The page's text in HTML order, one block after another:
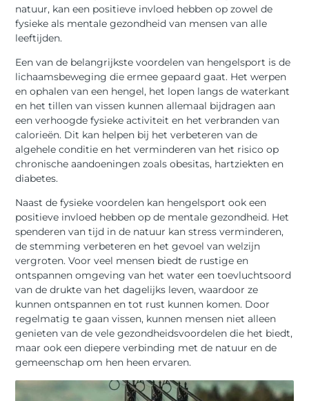
natuur, kan een positieve invloed hebben op zowel de
fysieke als mentale gezondheid van mensen van alle
leeftijden.
Een van de belangrijkste voordelen van hengelsport is de
lichaamsbeweging die ermee gepaard gaat. Het werpen
en ophalen van een hengel, het lopen langs de waterkant
en het tillen van vissen kunnen allemaal bijdragen aan
een verhoogde fysieke activiteit en het verbranden van
calorieën. Dit kan helpen bij het verbeteren van de
algehele conditie en het verminderen van het risico op
chronische aandoeningen zoals obesitas, hartziekten en
diabetes.
Naast de fysieke voordelen kan hengelsport ook een
positieve invloed hebben op de mentale gezondheid. Het
spenderen van tijd in de natuur kan stress verminderen,
de stemming verbeteren en het gevoel van welzijn
vergroten. Voor veel mensen biedt de rustige en
ontspannen omgeving van het water een toevluchtsoord
van de drukte van het dagelijks leven, waardoor ze
kunnen ontspannen en tot rust kunnen komen. Door
regelmatig te gaan vissen, kunnen mensen niet alleen
genieten van de vele gezondheidsvoordelen die het biedt,
maar ook een diepere verbinding met de natuur en de
gemeenschap om hen heen ervaren.